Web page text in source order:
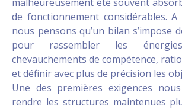
de fonctionnement considérables.
nous pensons qu’un bilan s’impose
pour rassembler les
chevauchements de compétence,
et définir avec plus de précision les
Une des premières exigences
rendre les structures maintenues